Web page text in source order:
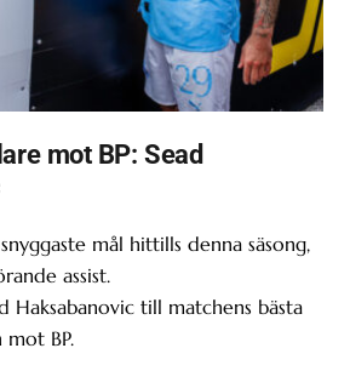
mot BP: Sead
mål hittills denna säsong,
assist.
Haksabanovic till matchens bästa
mot BP.